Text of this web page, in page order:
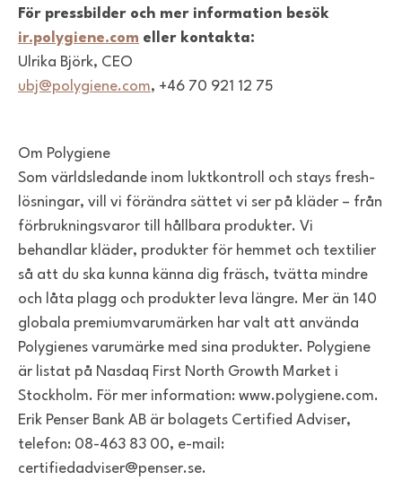
För pressbilder och mer information besök
ir.polygiene.com eller kontakta:
Ulrika Björk, CEO
ubj@polygiene.com, +46 70 921 12 75
Om Polygiene
Som världsledande inom luktkontroll och stays fresh-
lösningar, vill vi förändra sättet vi ser på kläder – från
förbrukningsvaror till hållbara produkter. Vi
behandlar kläder, produkter för hemmet och textilier
så att du ska kunna känna dig fräsch, tvätta mindre
och låta plagg och produkter leva längre. Mer än 140
globala premiumvarumärken har valt att använda
Polygienes varumärke med sina produkter. Polygiene
är listat på Nasdaq First North Growth Market i
Stockholm. För mer information: www.polygiene.com.
Erik Penser Bank AB är bolagets Certified Adviser,
telefon: 08-463 83 00, e-mail:
certifiedadviser@penser.se.